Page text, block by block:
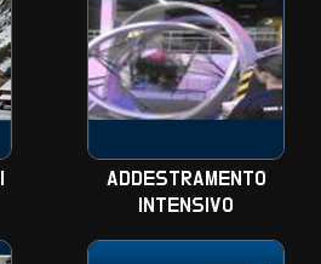
ADDESTRAMENTO
INTENSIVO